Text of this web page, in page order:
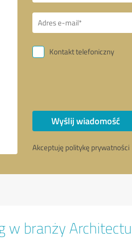
Kontakt telefoniczny
Wyślij wiadomość
Akceptuję politykę prywatności
w branży